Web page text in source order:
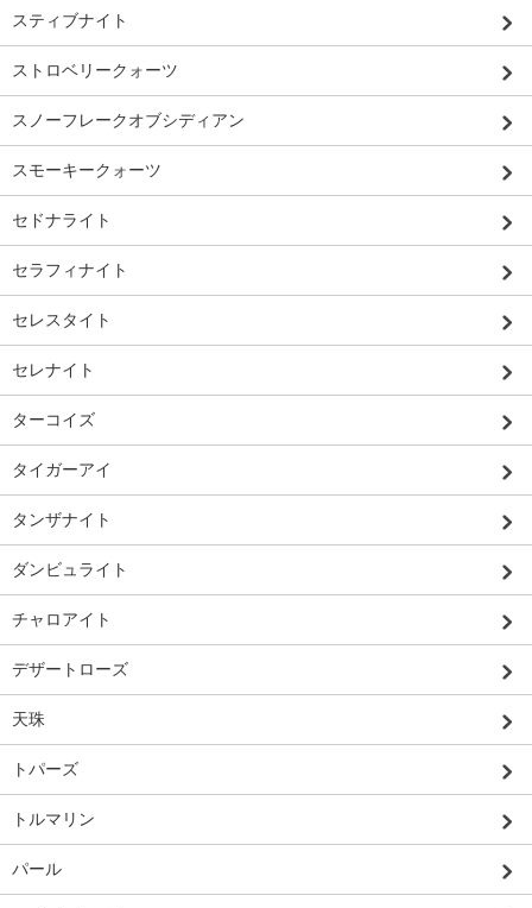
スティブナイト
ストロベリークォーツ
スノーフレークオブシディアン
スモーキークォーツ
セドナライト
セラフィナイト
セレスタイト
セレナイト
ターコイズ
タイガーアイ
タンザナイト
ダンビュライト
チャロアイト
デザートローズ
天珠
トパーズ
トルマリン
パール